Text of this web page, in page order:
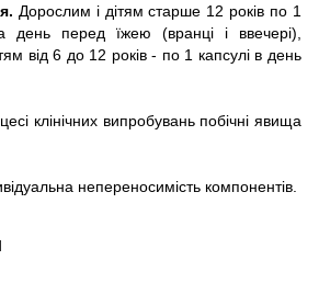
Дорослим і дітям старше 12 років по 1
день перед їжею (вранці і ввечері),
від 6 до 12 років - по 1 капсулі в день
клінічних випробувань побічні явища
непереносимість компонентів.